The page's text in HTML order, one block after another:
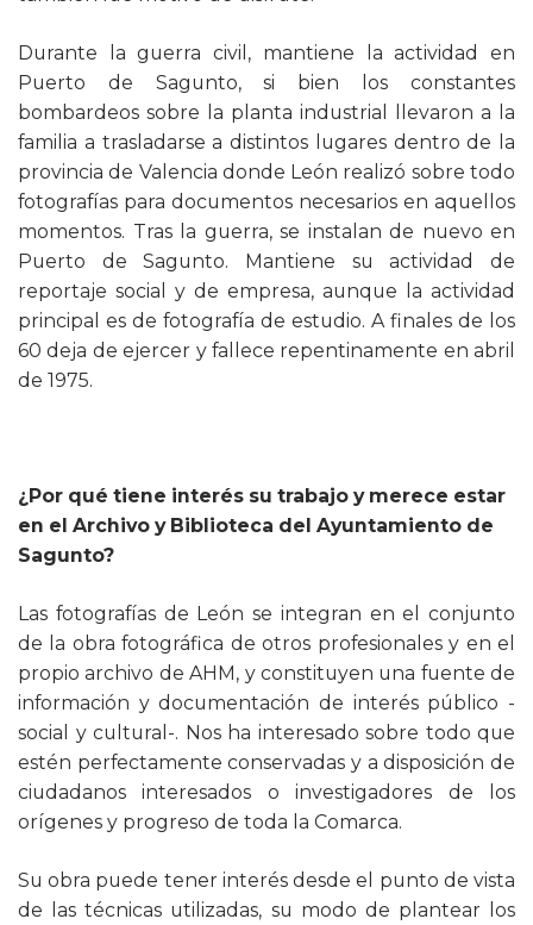
Durante la guerra civil, mantiene la actividad en
Puerto de Sagunto, si bien los constantes
bombardeos sobre la planta industrial llevaron a la
familia a trasladarse a distintos lugares dentro de la
provincia de Valencia donde León realizó sobre todo
fotografías para documentos necesarios en aquellos
momentos. Tras la guerra, se instalan de nuevo en
Puerto de Sagunto. Mantiene su actividad de
reportaje social y de empresa, aunque la actividad
principal es de fotografía de estudio. A finales de los
60 deja de ejercer y fallece repentinamente en abril
de 1975.
¿Por qué tiene interés su trabajo y merece estar
en el Archivo y Biblioteca del Ayuntamiento de
Sagunto?
Las fotografías de León se integran en el conjunto
de la obra fotográfica de otros profesionales y en el
propio archivo de AHM, y constituyen una fuente de
información y documentación de interés público -
social y cultural-. Nos ha interesado sobre todo que
estén perfectamente conservadas y a disposición de
ciudadanos interesados o investigadores de los
orígenes y progreso de toda la Comarca.
Su obra puede tener interés desde el punto de vista
de las técnicas utilizadas, su modo de plantear los